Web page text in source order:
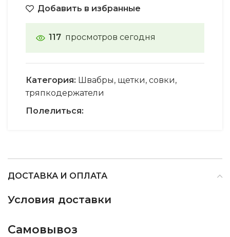
Добавить в избранные
117 просмотров сегодня
Категория: Швабры, щетки, совки,
тряпкодержатели
Полелиться:
ДОСТАВКА И ОПЛАТА
Условия доставки
Самовывоз